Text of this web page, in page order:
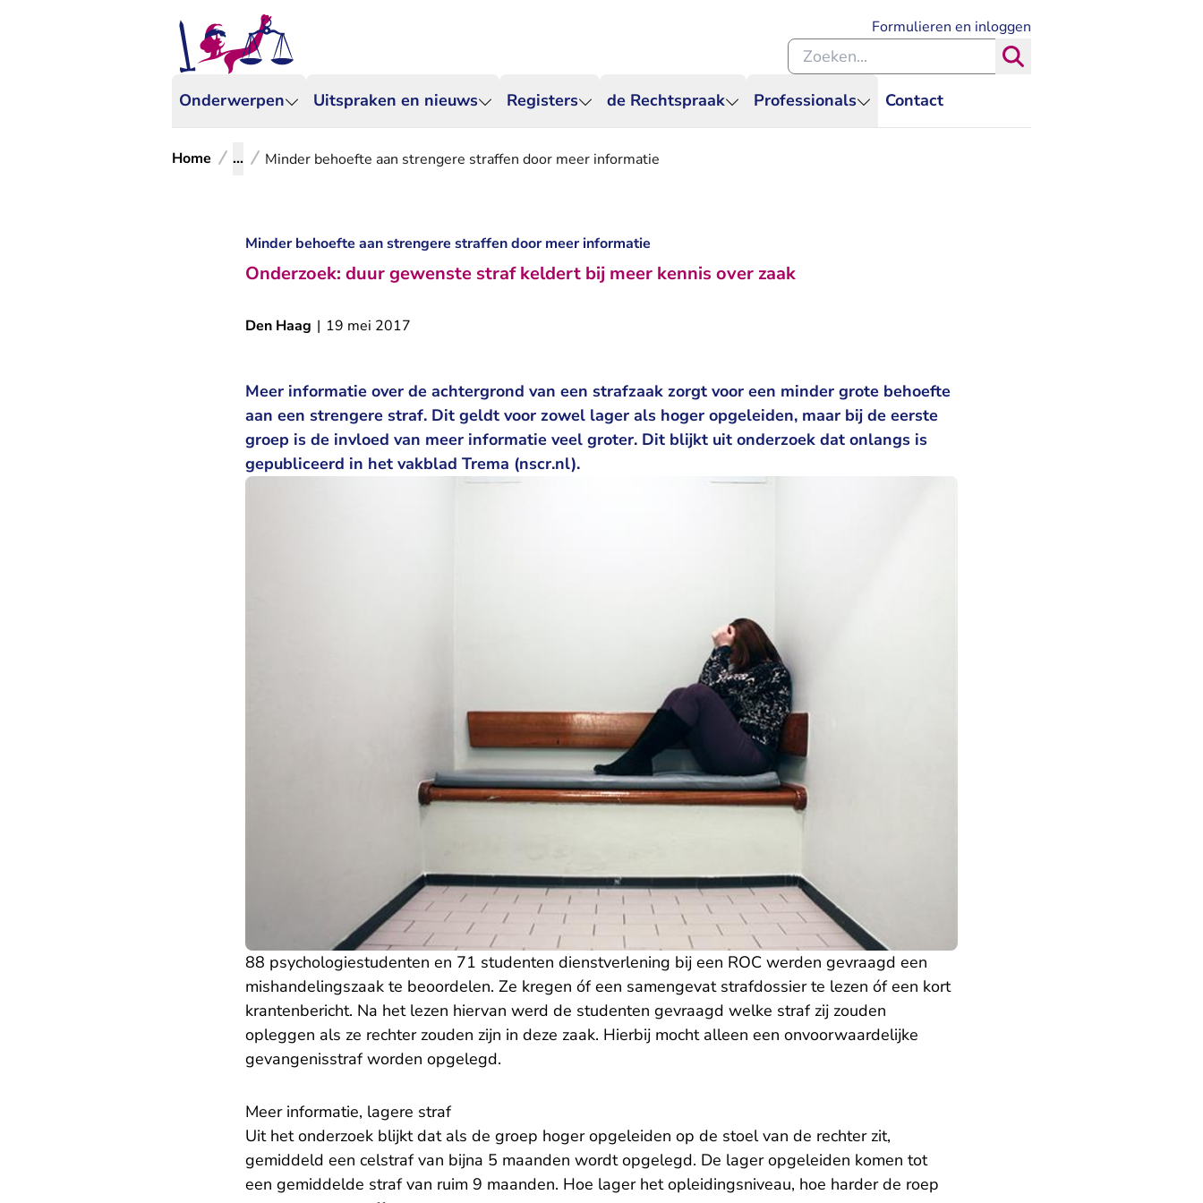
Onderwerpen Uitspraken en nieuws Registers de Rechtspraak Professionals Contact
Formulieren en inloggen
Zoeken binnen de Rechtspraak
Home ... Minder behoefte aan strengere straffen door meer informatie
Minder behoefte aan strengere straffen door meer informatie
Onderzoek: duur gewenste straf keldert bij meer kennis over zaak
Den Haag | 19 mei 2017
Meer informatie over de achtergrond van een strafzaak zorgt voor een minder grote behoefte
aan een strengere straf. Dit geldt voor zowel lager als hoger opgeleiden, maar bij de eerste
groep is de invloed van meer informatie veel groter. Dit blijkt uit onderzoek dat onlangs is
gepubliceerd in het vakblad Trema (nscr.nl).
88 psychologiestudenten en 71 studenten dienstverlening bij een ROC werden gevraagd een
mishandelingszaak te beoordelen. Ze kregen óf een samengevat strafdossier te lezen óf een kort
krantenbericht. Na het lezen hiervan werd de studenten gevraagd welke straf zij zouden
opleggen als ze rechter zouden zijn in deze zaak. Hierbij mocht alleen een onvoorwaardelijke
gevangenisstraf worden opgelegd.
Meer informatie, lagere straf
Uit het onderzoek blijkt dat als de groep hoger opgeleiden op de stoel van de rechter zit,
gemiddeld een celstraf van bijna 5 maanden wordt opgelegd. De lager opgeleiden komen tot
een gemiddelde straf van ruim 9 maanden. Hoe lager het opleidingsniveau, hoe harder de roep